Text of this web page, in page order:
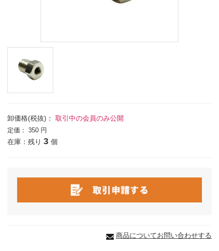
卸価格(税抜)： 取引中の会員のみ公開
定価： 350 円
在庫：残り 3 個
商品についてお問い合わせする